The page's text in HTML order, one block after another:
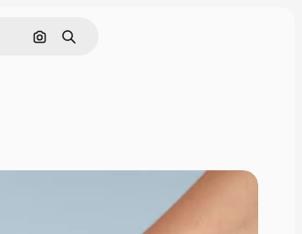
画像で検索
検索